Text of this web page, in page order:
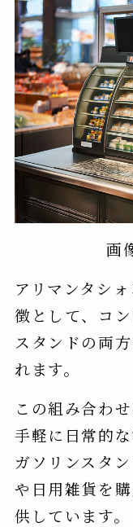
画
アリマンタシ
徴として、コ
スタンドの両
れます。
この組み合わ
手軽に日常的
ガソリンスタ
や日用雑貨を
供しています。